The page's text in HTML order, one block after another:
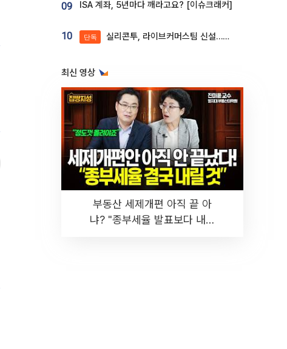
09 ISA 계좌, 5년마다 깨라고요? [이슈크래커]
10 단독 실리콘투, 라이브커머스팀 신설…K뷰티 ‘글로벌 판매망’ 확대[K뷰티 라방戰]
최신 영상
부동산 세제개편 아직 끝 아
냐? "종부세율 발표보다 내릴